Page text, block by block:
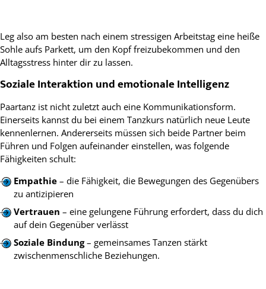
Leg also am besten nach einem stressigen Arbeitstag eine heiße
Sohle aufs Parkett, um den Kopf freizubekommen und den
Alltagsstress hinter dir zu lassen.
Soziale Interaktion und emotionale Intelligenz
Paartanz ist nicht zuletzt auch eine Kommunikationsform.
Einerseits kannst du bei einem Tanzkurs natürlich neue Leute
kennenlernen. Andererseits müssen sich beide Partner beim
Führen und Folgen aufeinander einstellen, was folgende
Fähigkeiten schult:
Empathie – die Fähigkeit, die Bewegungen des Gegenübers
zu antizipieren
Vertrauen – eine gelungene Führung erfordert, dass du dich
auf dein Gegenüber verlässt
Soziale Bindung– gemeinsames Tanzen stärkt
zwischenmenschliche Beziehungen.